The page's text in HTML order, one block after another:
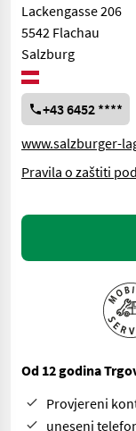
Lackengasse 206
5542 Flachau
Salzburg
+43 6452 ****
www.salzburger-
Pravila o zaštiti
Od 12 godina
Provjereni
uneseni